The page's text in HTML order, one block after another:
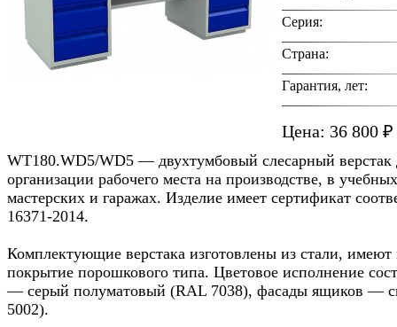
Серия:
Страна:
Гарантия, лет:
Цена: 36 800 ₽
WT180.WD5/WD5 — двухтумбовый слесарный верстак
организации рабочего места на производстве, в
мастерских и гаражах. Изделие имеет сертификат
16371-2014.
Комплектующие верстака изготовлены из стали, имеют
покрытие порошкового типа. Цветовое исполнение
— серый полуматовый (RAL 7038), фасады ящиков —
5002).